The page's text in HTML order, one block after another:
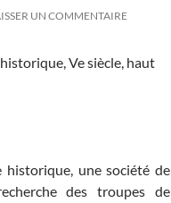
UN COMMENTAIRE
Ve siècle, haut
historique, une société de
des troupes de